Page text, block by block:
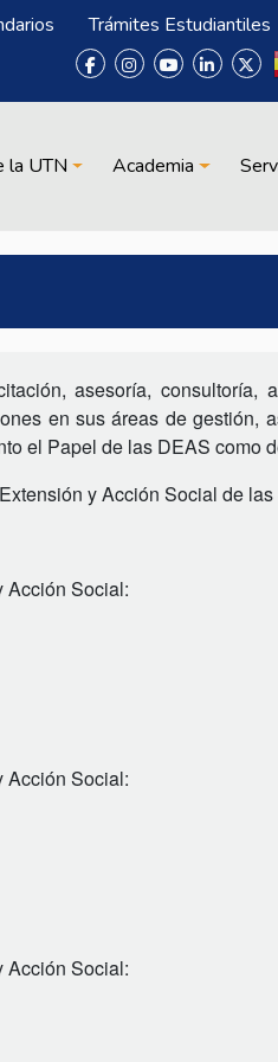
Trámites Estudiantiles
la UTN Academia
asesoría,
en sus áreas de
el Papel de las DEAS como
y Acción Social de
Acción Social:
Acción Social:
Acción Social: